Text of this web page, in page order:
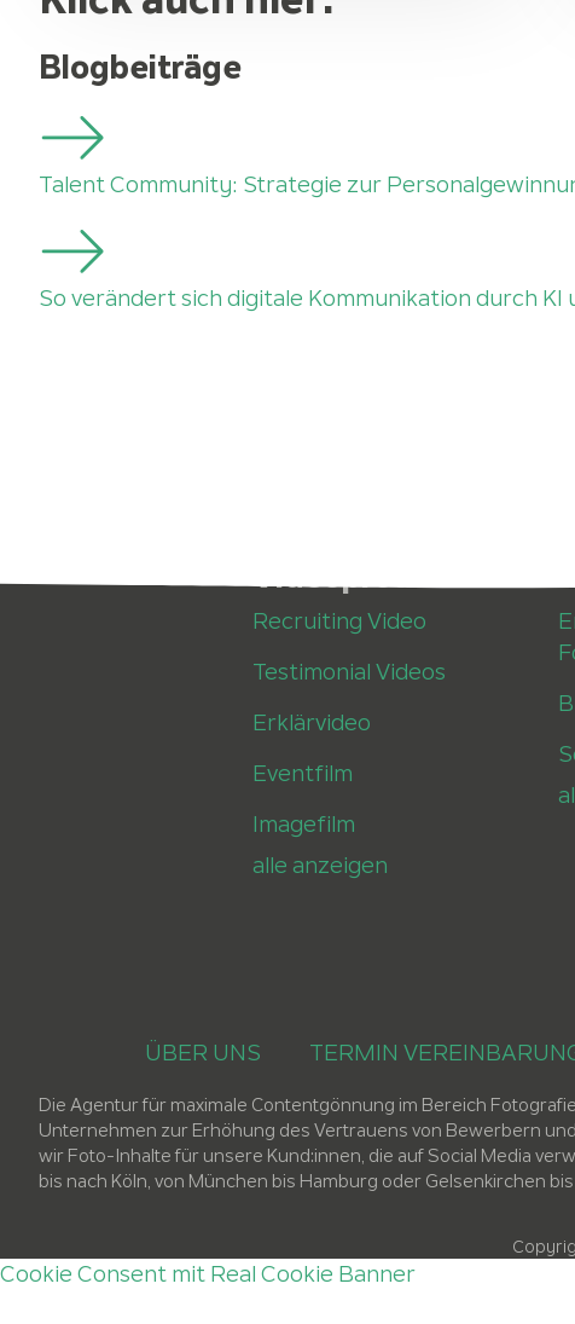
Blogbeiträge
Talent Community: Strategie zur
So verändert sich digitale Kommunikation durch KI
Videoproduktion
Recruiting Video
Testimonial Videos
Erklärvideo
Eventfilm
Imagefilm
alle anzeigen
ÜBER UNS TERMIN
Die Agentur für maximale Contentgönnung im Bereich
Unternehmen zur Erhöhung des Vertrauens von Bewerbern
wir Foto-Inhalte für unsere Kund:innen, die auf Social Media
bis nach Köln, von München bis Hamburg oder Gelsenkirchen bis
Cookie Consent mit Real Cookie Banner